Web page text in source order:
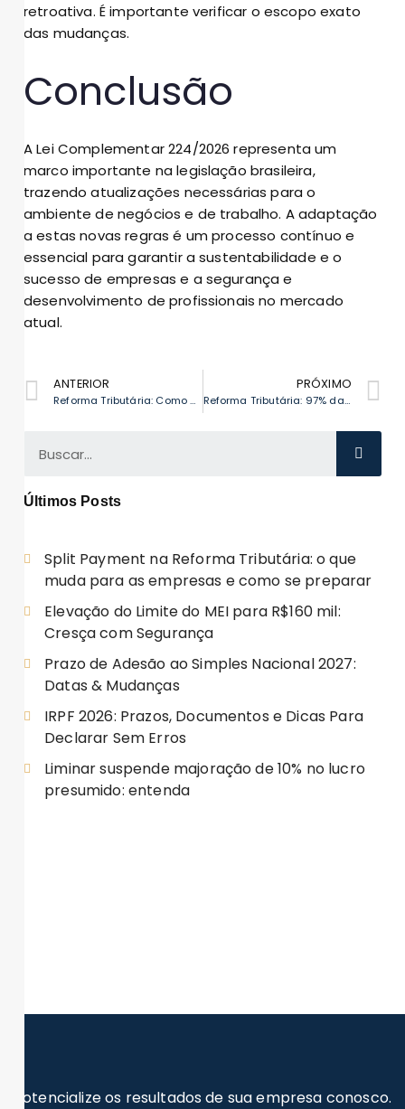
retroativa. É importante verificar o escopo exato
das mudanças.
Conclusão
A Lei Complementar 224/2026 representa um
marco importante na legislação brasileira,
trazendo atualizações necessárias para o
ambiente de negócios e de trabalho. A adaptação
a estas novas regras é um processo contínuo e
essencial para garantir a sustentabilidade e o
sucesso de empresas e a segurança e
desenvolvimento de profissionais no mercado
atual.
ANTERIOR
Reforma Tributária: Como a Mudança Impacta a Escolha do Regime Tributário para Sua Empresa em 2026
PRÓXIMO
Reforma Tributária: 97% das Empresas Brasileiras se Sentem Despreparadas para as Mudanças
Últimos Posts
Split Payment na Reforma Tributária: o que
muda para as empresas e como se preparar
Elevação do Limite do MEI para R$160 mil:
Cresça com Segurança
Prazo de Adesão ao Simples Nacional 2027:
Datas & Mudanças
IRPF 2026: Prazos, Documentos e Dicas Para
Declarar Sem Erros
Liminar suspende majoração de 10% no lucro
presumido: entenda
Potencialize os resultados de sua empresa conosco.